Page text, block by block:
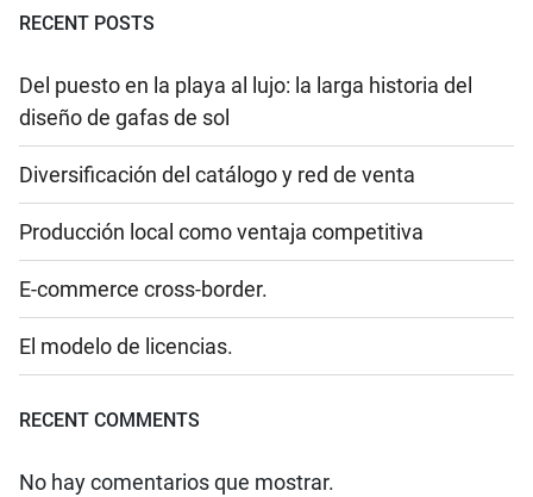
RECENT POSTS
Del puesto en la playa al lujo: la larga historia del
diseño de gafas de sol
Diversificación del catálogo y red de venta
Producción local como ventaja competitiva
E-commerce cross-border.
El modelo de licencias.
RECENT COMMENTS
No hay comentarios que mostrar.